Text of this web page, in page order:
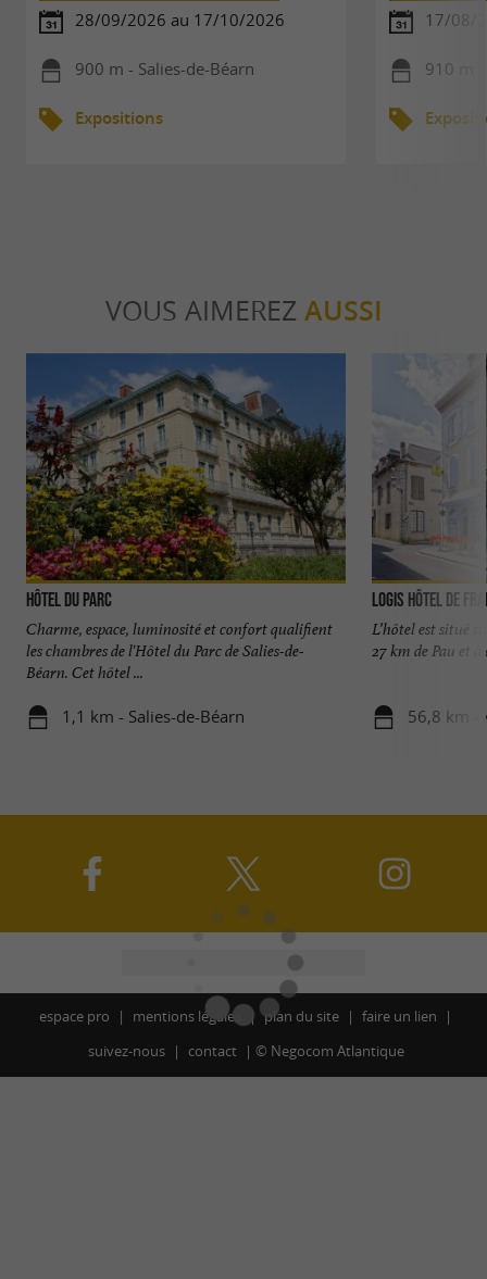
28/09/2026 au 17/10/2026
900 m - Salies-de-Béarn
Expositions
17/08/
910 m -
VOUS AIMEREZ AUSSI
Hôtel du Parc
Charme, espace, luminosité et confort qualifient
les chambres de l'Hôtel du Parc de Salies-de-
Béarn. Cet hôtel ...
1,1 km - Salies-de-Béarn
Logis Hôtel de
L’hôtel est situé
27 km de Pau et à
56,8 km -
espace pro mentions légales plan du site
faire un lien
suivez-nous
contact © Negocom Atlantique